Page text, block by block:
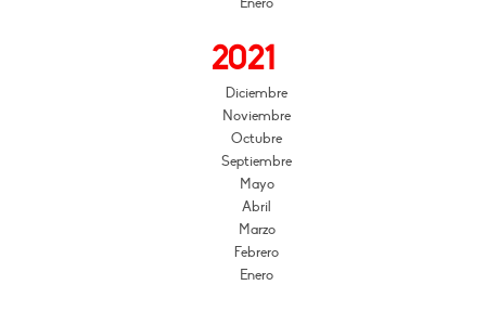
2021
Diciembre
Noviembre
Octubre
Septiembre
Mayo
Abril
Marzo
Febrero
Enero